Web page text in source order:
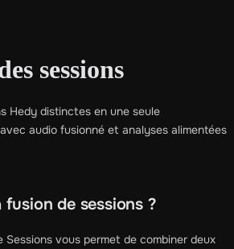
sessions
Hedy distinctes en une seule
audio fusionné et analyses alimentées
fusion de sessions ?
Sessions vous permet de combiner deux